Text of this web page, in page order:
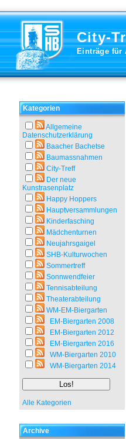
City-
Einträge für
Kategorien
Allgemeine
Datenschutzerklärung
Baacher Bachetse
Baumassnahmen
City-Treff
Der neue
Kunstrasenplatz
Happy Hoppers
Hauptversammlungen
Kinderfasching
Mädchenturnen
Neujahrsgaigel
SHB-Kulturwochen
Sommertreff
Sonnwendfeier
Tennisabteilung
Theaterabteilung
WM-EM-Biergarten
EM-Biergarten 2008
EM-Biergarten 2012
EM-Biergarten 2016
WM-Biergarten 2010
WM-Biergarten 2014
Alle Kategorien
Archive